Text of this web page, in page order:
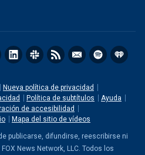
Nueva política de privacidad
Política de subtítulos
Ayuda
de accesibilidad
Mapa del sitio de vídeos
publicarse, difundirse, reescribirse ni
News Network, LLC. Todos los